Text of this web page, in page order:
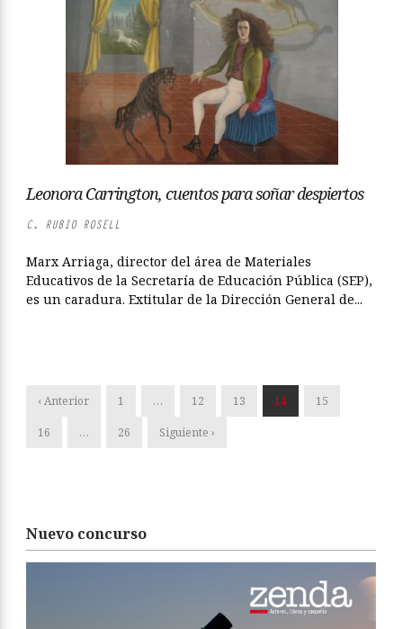
Leonora Carrington, cuentos para soñar despiertos
C. RUBIO ROSELL
Marx Arriaga, director del área de Materiales
Educativos de la Secretaría de Educación Pública (SEP),
es un caradura. Extitular de la Dirección General de...
‹ Anterior 1 … 12 13 14 15
16 … 26 Siguiente ›
Nuevo concurso